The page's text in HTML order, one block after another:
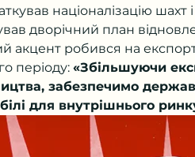
націоналізацію
дворічний план
акцент робився на
періоду: «Збільшуючи
забезпечимо
для внутрішнього